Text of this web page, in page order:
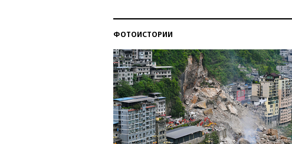
ФОТОИСТОРИИ